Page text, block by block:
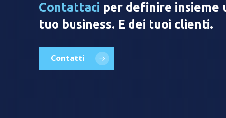
Contattaci per definire insieme
tuo business. E dei tuoi clienti.
Contatti